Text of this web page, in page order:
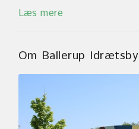
Læs mere
Om Ballerup Idrætsby